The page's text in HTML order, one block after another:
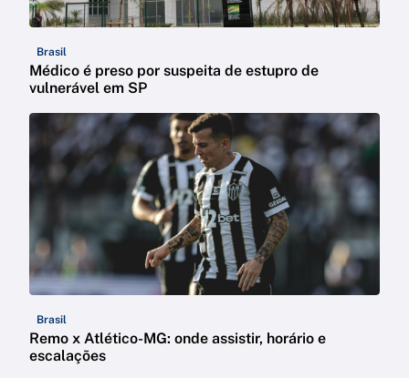
Brasil
Médico é preso por suspeita de estupro de
vulnerável em SP
Brasil
Remo x Atlético-MG: onde assistir, horário e
escalações